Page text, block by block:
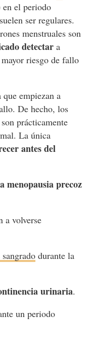
el periodo
ser regulares.
menstruales son
detectara
riesgo de fallo
empiezan a
De hecho, los
prácticamente
La única
antes del
menopausia precoz
a volverse
durante la
urinaria.
un periodo